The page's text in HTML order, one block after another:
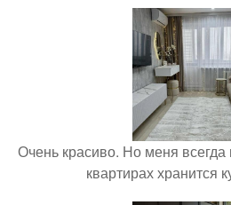
Очень красиво. Но меня всегда
квартирах хранится